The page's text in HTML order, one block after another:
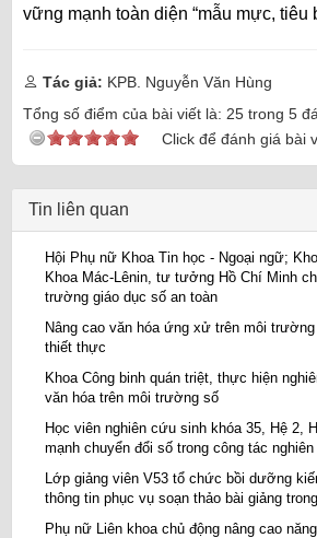
vững mạnh toàn diện “mẫu mực, tiêu
Tác giả: KPB. Nguyễn Văn Hùng
Tổng số điểm của bài viết là: 25 trong 5
Click để đánh giá bài
Tin liên quan
Hội Phụ nữ Khoa Tin học - Ngoại ngữ;
Khoa Mác-Lênin, tư tưởng Hồ Chí Minh
trường giáo dục số an toàn
Nâng cao văn hóa ứng xử trên môi
thiết thực
Khoa Công binh quán triệt, thực hiện
văn hóa trên môi trường số
Học viên nghiên cứu sinh khóa 35, Hệ 2,
mạnh chuyển đổi số trong công tác
Lớp giảng viên V53 tổ chức bồi dưỡng
thông tin phục vụ soạn thảo bài giảng
Phụ nữ Liên khoa chủ động nâng cao